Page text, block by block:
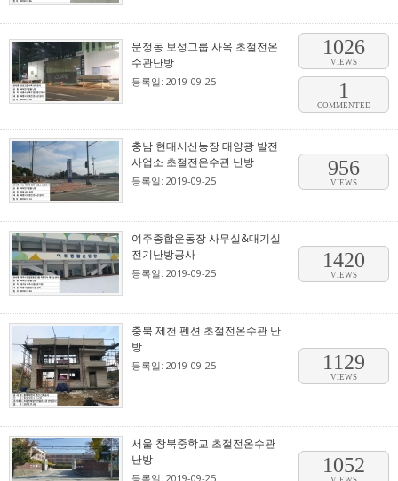
문정동 보성그룹 사옥 초절전온
수관난방
등록일: 2019-09-25
1026
VIEWS
1
COMMENTED
충남 현대서산농장 태양광 발전
사업소 초절전온수관 난방
등록일: 2019-09-25
956
VIEWS
여주종합운동장 사무실&대기실
전기난방공사
등록일: 2019-09-25
1420
VIEWS
충북 제천 펜션 초절전온수관 난
방
등록일: 2019-09-25 1129
VIEWS
서울 창북중학교 초절전온수관
난방
등록일: 2019-09-25
1052